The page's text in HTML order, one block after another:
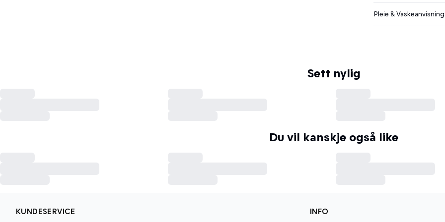
Pleie & Vaskeanvisning
Sett nylig
Du vil kanskje også like
KUNDESERVICE INFO